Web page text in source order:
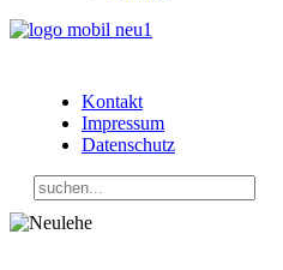
Kontakt
Impressum
Datenschutz